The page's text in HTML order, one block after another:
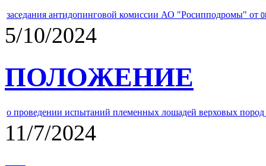
заседания антидопинговой комиссии АО "Росипподромы" от
5/10/2024
ПОЛОЖЕНИЕ
о проведении испытаний племенных лошадей верховых
11/7/2024